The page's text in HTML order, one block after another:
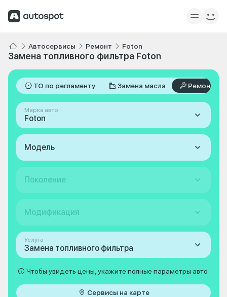
Автосервисы Ремонт Foton
Замена топливного фильтра Foton
ТО по регламенту Замена масла Ремонт
Марка авто
Foton
Модель
Поколение
Модификация
Услуга
Замена топливного фильтра
Чтобы увидеть цены, укажите полные параметры авто
Сервисы на карте